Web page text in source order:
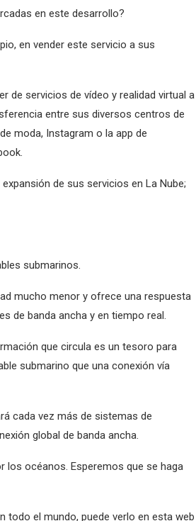
en este desarrollo?
en vender este servicio a sus
de servicios de vídeo y realidad virtual a
entre sus diversos centros de
moda, Instagram o la app de
de sus servicios en La Nube;
submarinos.
mucho menor y ofrece una respuesta
de banda ancha y en tiempo real.
que circula es un tesoro para
submarino que una conexión vía
cada vez más de sistemas de
global de banda ancha.
los océanos. Esperemos que se haga
todo el mundo, puede verlo en esta web